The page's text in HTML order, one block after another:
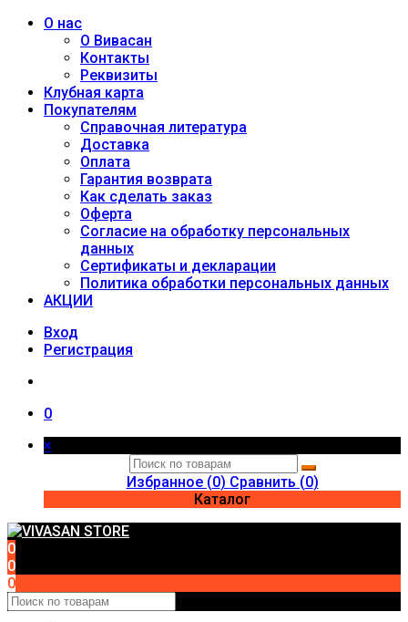
О нас
О Вивасан
Контакты
Реквизиты
Клубная карта
Покупателям
Справочная литература
Доставка
Оплата
Гарантия возврата
Как сделать заказ
Оферта
Согласие на обработку персональных
данных
Сертификаты и декларации
Политика обработки персональных данных
АКЦИИ
Вход
Регистрация
0
×
Избранное (0) Сравнить (0)
Каталог
0
0
0